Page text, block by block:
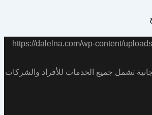
تشمل جميع الخدمات للأفراد والشركات